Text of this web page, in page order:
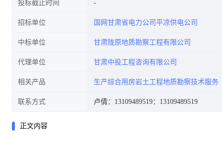
投标截止时间
招标单位 国网甘肃省电力公司平凉供电公司
中标单位 甘肃陇原地质勘察工程有限公司
代理单位 甘肃中投工程咨询有限公司
相关产品 生产综合用房岩土工程地质勘察技术服务
联系方式 卢倩：13109489519：13109489519
正文内容